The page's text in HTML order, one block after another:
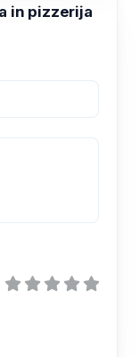
in pizzerija